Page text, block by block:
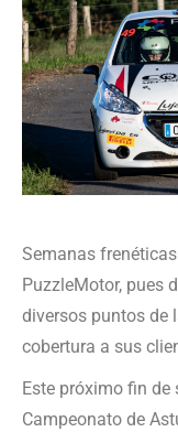
Semanas
PuzzleMotor, pues
diversos puntos de
cobertura a sus
Este próximo fin de
Campeonato de